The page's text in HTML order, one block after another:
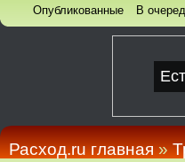
Опубликованные В
Расход.ru главная»